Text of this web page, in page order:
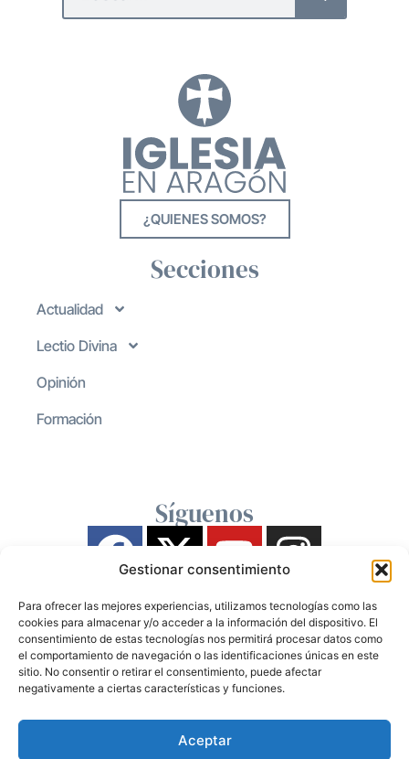
Gestionar consentimiento
Para ofrecer las mejores experiencias, utilizamos tecnologías como las
cookies para almacenar y/o acceder a la información del dispositivo. El
consentimiento de estas tecnologías nos permitirá procesar datos como
el comportamiento de navegación o las identificaciones únicas en este
sitio. No consentir o retirar el consentimiento, puede afectar
negativamente a ciertas características y funciones.
Aceptar
¿QUIENES SOMOS?
Secciones
Actualidad
Lectio Divina
Opinión
Formación
Síguenos